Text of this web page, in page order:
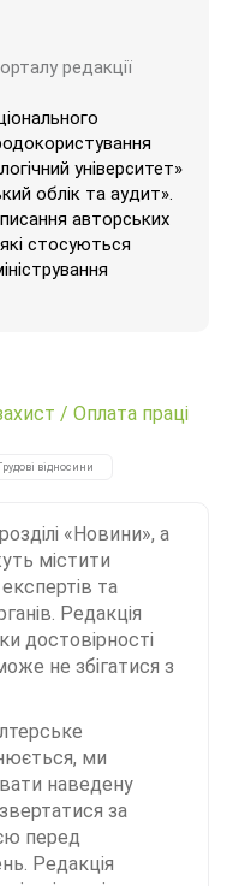
редакції
університет»
облік та аудит».
авторських
стосуються
/ Оплата праці
відносини
«Новини», а
містити
та
Редакція
достовірності
не збігатися з
ми
наведену
за
перед
Редакція